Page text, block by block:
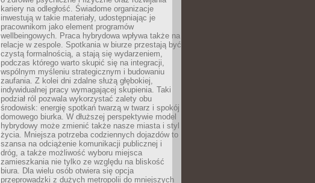
kariery na odległość. Świadome organizacje
inwestują w takie materiały, udostępniając je
pracownikom jako element programów
wellbeingowych. Praca hybrydowa wpływa także na
relacje w zespole. Spotkania w biurze przestają być
czystą formalnością, a stają się wydarzeniem,
podczas którego warto skupić się na integracji,
wspólnym myśleniu strategicznym i budowaniu
zaufania. Z kolei dni zdalne służą głębokiej,
indywidualnej pracy wymagającej skupienia. Taki
podział ról pozwala wykorzystać zalety obu
środowisk: energię spotkań twarzą w twarz i spokój
domowego biurka. W dłuższej perspektywie model
hybrydowy może zmienić także nasze miasta i styl
życia. Mniejsza potrzeba codziennych dojazdów to
szansa na odciążenie komunikacji publicznej i
dróg, a także możliwość wyboru miejsca
zamieszkania nie tylko ze względu na bliskość
biura. Dla wielu osób otwiera się opcja
przeprowadzki z dużych metropolii do mniejszych